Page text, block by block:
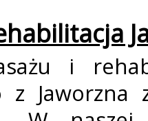
i
z Jaworzna